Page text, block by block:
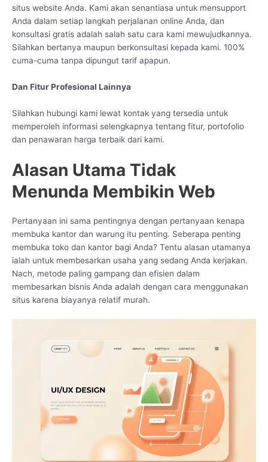
situs website Anda. Kami akan senantiasa untuk mensupport
Anda dalam setiap langkah perjalanan online Anda, dan
konsultasi gratis adalah salah satu cara kami mewujudkannya.
Silahkan bertanya maupun berkonsultasi kepada kami. 100%
cuma-cuma tanpa dipungut tarif apapun.
Dan Fitur Profesional Lainnya
Silahkan hubungi kami lewat kontak yang tersedia untuk
memperoleh informasi selengkapnya tentang fitur, portofolio
dan penawaran harga terbaik dari kami.
Alasan Utama Tidak
Menunda Membikin Web
Pertanyaan ini sama pentingnya dengan pertanyaan kenapa
membuka kantor dan warung itu penting. Seberapa penting
membuka toko dan kantor bagi Anda? Tentu alasan utamanya
ialah untuk membesarkan usaha yang sedang Anda kerjakan.
Nach, metode paling gampang dan efisien dalam
membesarkan bisnis Anda adalah dengan cara menggunakan
situs karena biayanya relatif murah.